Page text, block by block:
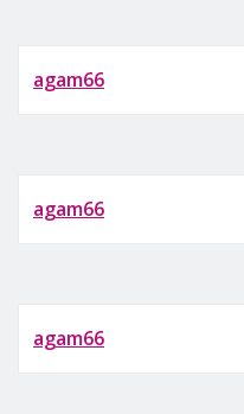
agam66
agam66
agam66